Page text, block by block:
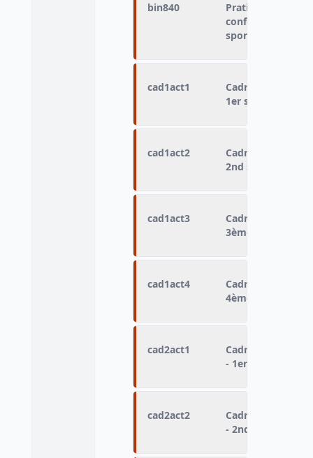
bin840
Pratique du sport
confondre avec
sport nautique)
cad1act1
Cadre de la
1er sport
cad1act2
Cadre de la
2nd sport
cad1act3
Cadre de la
3ème sport
cad1act4
Cadre de la
4ème sport
cad2act1
Cadre de la
- 1er sport
cad2act2
Cadre de la
- 2nd sport